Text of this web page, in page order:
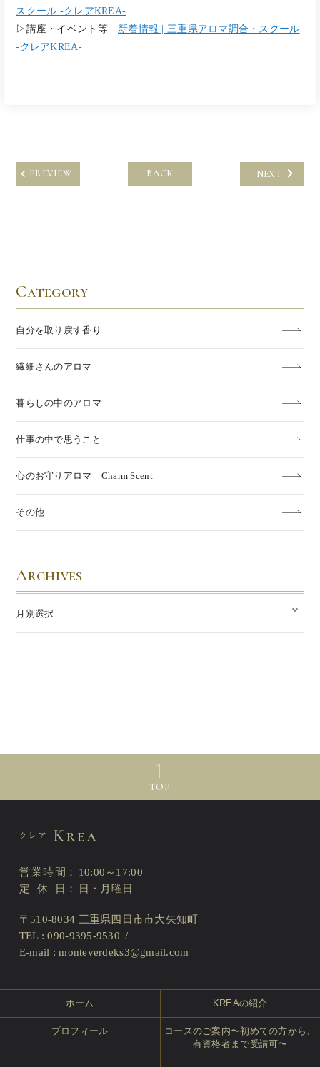
スクール -クレアKREA-
▷講座・イベント等 新着情報 | 三重県アロマ調合・スクール
-クレアKREA-
NEXT
BACK
PREVIEW
Category
自分を取り戻す香り
繊細さんのアロマ
暮らしの中のアロマ
仕事の中で思うこと
心のお守りアロマ Charm Scent
その他
Archives
月別選択
TOP
営業時間
10:00～17:00
定休日
日・月曜日
〒510-8034 三重県四日市市大矢知町
TEL : 090-9395-9530
E-mail :monteverdeks3@gmail.com
ホーム KREAの紹介
プロフィール
コースのご案内〜初めての方から、
有資格者まで受講可〜